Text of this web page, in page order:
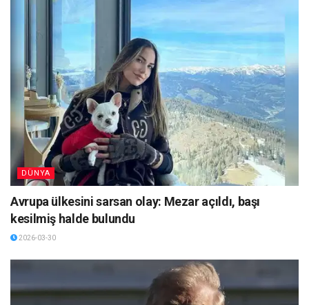
DÜNYA
Avrupa ülkesini sarsan olay: Mezar açıldı, başı
kesilmiş halde bulundu
2026-03-30